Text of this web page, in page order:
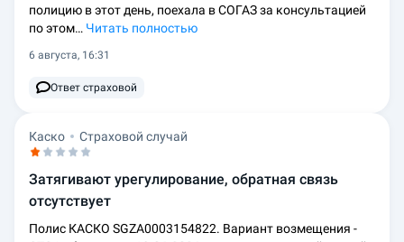
полицию в этот день, поехала в СОГАЗ за консультацией
по этом… Читать полностью
6 августа, 16:31
Ответ страховой
Каско Страховой случай
Затягивают урегулирование, обратная связь
отсутствует
Полис КАСКО SGZA0003154822. Вариант возмещения -